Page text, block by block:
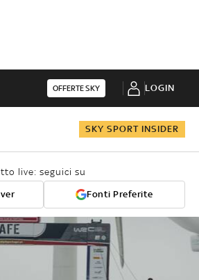
OFFERTE SKY LOGIN
SKY SPORT INSIDER
live: seguici su
Fonti Preferite